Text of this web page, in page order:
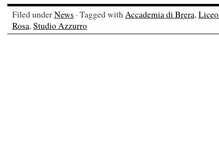
Filed underNews · Tagged withAccademia di Brera,
Rosa,Studio Azzurro